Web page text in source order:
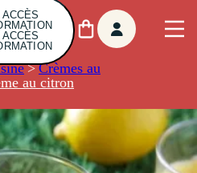
ACCÈS
ACCÈS
> Crèmes au
au citron